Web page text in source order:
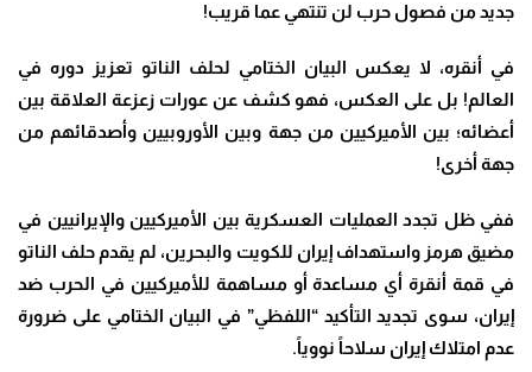
جديد من فصول حرب لن تنتهي عما قريب!
في أنقره، لا يعكس البيان الختامي لحلف الناتو تعزيز دوره في
العالم! بل على العكس، فهو كشف عن عورات زعزعة العلاقة بين
أعضائه؛ بين الأميركيين من جهة وبين الأوروبيين وأصدقائهم من
جهة أخرى!
ففي ظل تجدد العمليات العسكرية بين الأميركيين والإيرانيين في
مضيق هرمز واستهداف إيران للكويت والبحرين، لم يقدم حلف الناتو
في قمة أنقرة أي مساعدة أو مساهمة للأميركيين في الحرب ضد
إيران، سوى تجديد التأكيد “اللفظي” في البيان الختامي على ضرورة
عدم امتلاك إيران سلاحاً نووياً.